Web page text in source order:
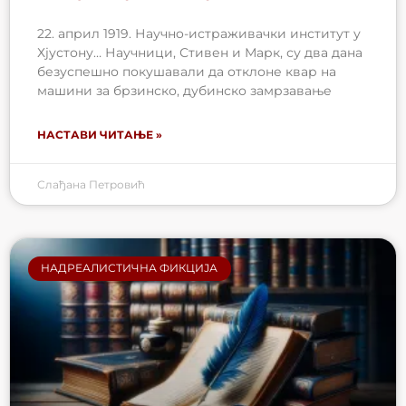
22. април 1919. Научнo-истраживачки институт у
Хјустону… Научници, Стивен и Марк, су два дана
безуспешно покушавали да отклоне квар на
машини за брзинско, дубинско замрзавање
НАСТАВИ ЧИТАЊЕ »
Слађана Петровић
НАДРЕАЛИСТИЧНА ФИКЦИЈА